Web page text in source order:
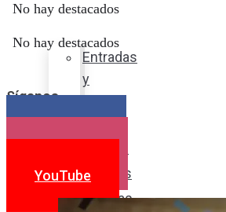
sabor
Entradas
y
Postres
Bebidas
No hay destacados
No hay destacados
Síganos
YouTube